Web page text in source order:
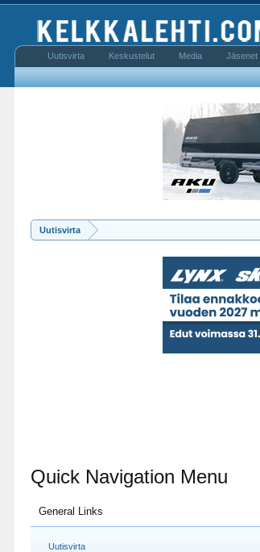
Uutisvirta
Quick Navigation Menu
General Links
Uutisvirta
Uutisvirta Keskustelut Media Jäsenet